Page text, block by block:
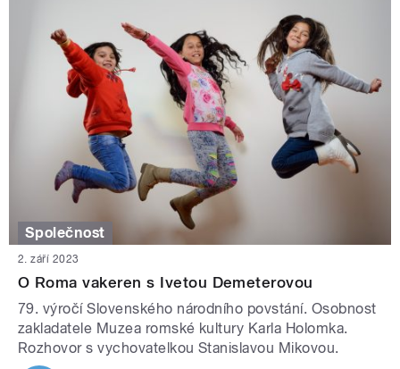
Společnost
2. září 2023
O Roma vakeren s Ivetou Demeterovou
79. výročí Slovenského národního povstání. Osobnost
zakladatele Muzea romské kultury Karla Holomka.
Rozhovor s vychovatelkou Stanislavou Mikovou.